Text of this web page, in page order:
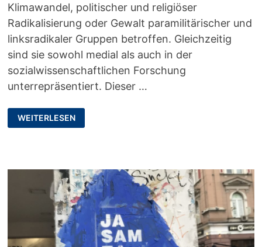
Klimawandel, politischer und religiöser
Radikalisierung oder Gewalt paramilitärischer und
linksradikaler Gruppen betroffen. Gleichzeitig
sind sie sowohl medial als auch in der
sozialwissenschaftlichen Forschung
unterrepräsentiert. Dieser …
FORSCHEN
ALS
OUTSIDER*IN:
WEITERLESEN